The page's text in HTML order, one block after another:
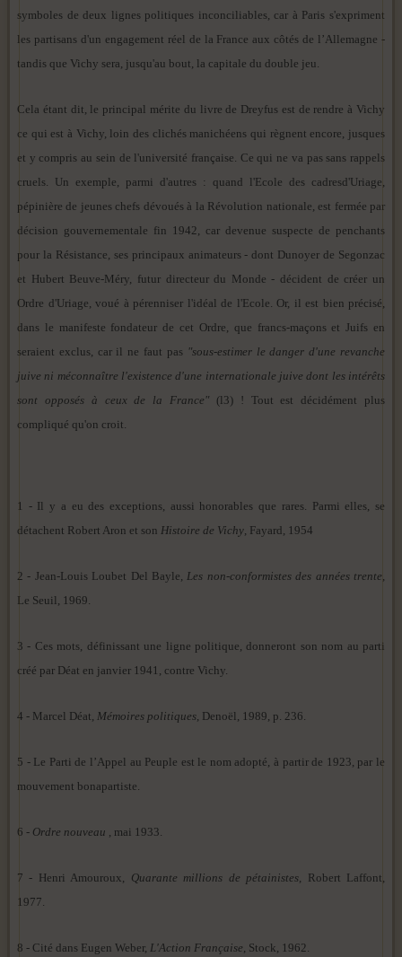
symboles de deux lignes politiques inconciliables, car à Paris s'expriment
les partisans d'un engagement réel de la France aux côtés de l’Allemagne -
tandis que Vichy sera, jusqu'au bout, la capitale du double jeu.
Cela étant dit, le principal mérite du livre de Dreyfus est de rendre à Vichy
ce qui est à Vichy, loin des clichés manichéens qui règnent encore, jusques
et y compris au sein de l'université française. Ce qui ne va pas sans rappels
cruels. Un exemple, parmi d'autres : quand l'Ecole des cadresd'Uriage,
pépinière de jeunes chefs dévoués à la Révolution nationale, est fermée par
décision gouvernementale fin 1942, car devenue suspecte de penchants
pour la Résistance, ses principaux animateurs - dont Dunoyer de Segonzac
et Hubert Beuve-Méry, futur directeur du Monde - décident de créer un
Ordre d'Uriage, voué à pérenniser l'idéal de l'Ecole. Or, il est bien précisé,
dans le manifeste fondateur de cet Ordre, que francs-maçons et Juifs en
seraient exclus, car il ne faut pas "sous-estimer le danger d'une revanche
juive ni méconnaître l'existence d'une internationale juive dont les intérêts
sont opposés à ceux de la France" (l3) ! Tout est décidément plus
compliqué qu'on croit.
1 - Il y a eu des exceptions, aussi honorables que rares. Parmi elles, se
détachent Robert Aron et son Histoire de Vichy, Fayard, 1954
2 - Jean-Louis Loubet Del Bayle, Les non-conformistes des années trente,
Le Seuil, 1969.
3 - Ces mots, définissant une ligne politique, donneront son nom au parti
créé par Déat en janvier 1941, contre Vichy.
4 - Marcel Déat, Mémoires politiques, Denoël, 1989, p. 236.
5 - Le Parti de l’Appel au Peuple est le nom adopté, à partir de 1923, par le
mouvement bonapartiste.
6 - Ordre nouveau , mai 1933.
7 - Henri Amouroux, Quarante millions de pétainistes, Robert Laffont,
1977.
8 - Cité dans Eugen Weber, L'Action Française, Stock, 1962.